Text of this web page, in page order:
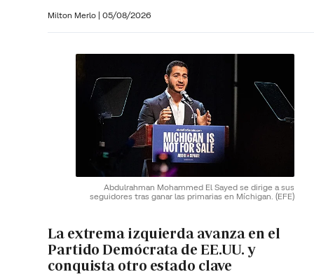
Milton Merlo | 05/08/2026
Abdulrahman Mohammed El Sayed se dirige a sus
seguidores tras ganar las primarias en Míchigan. (EFE)
La extrema izquierda avanza en el
Partido Demócrata de EE.UU. y
conquista otro estado clave